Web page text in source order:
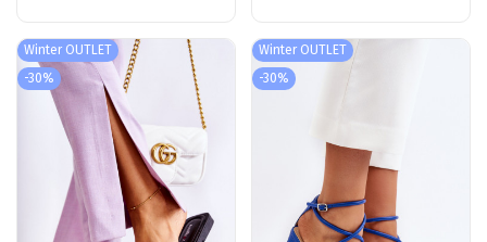
von Shendete
Winter OUTLET
-30%
Winter OUTLET
-30%